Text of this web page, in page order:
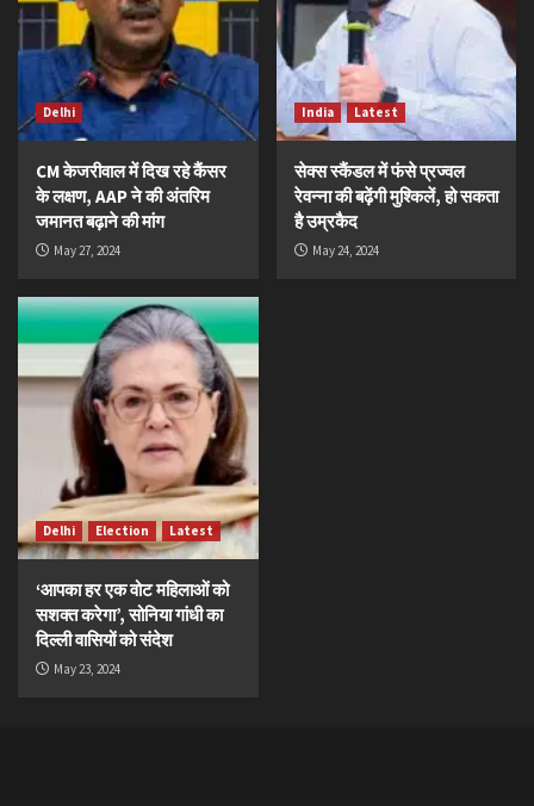
Delhi
CM केजरीवाल में दिख रहे कैंसर
के लक्षण, AAP ने की अंतरिम
जमानत बढ़ाने की मांग
May 27, 2024
India Latest
सेक्स स्कैंडल में फंसे प्रज्वल
रेवन्ना की बढ़ेंगी मुश्किलें, हो सकता
है उम्रकैद
May 24, 2024
Delhi Election Latest
‘आपका हर एक वोट महिलाओं को
सशक्त करेगा’, सोनिया गांधी का
दिल्ली वासियों को संदेश
May 23, 2024